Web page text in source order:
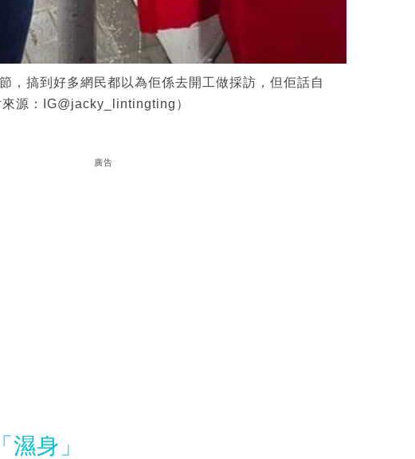
，搞到好多網民都以為佢係去開工做採訪，但佢話自
源：IG@jacky_lintingting）
廣告
身」